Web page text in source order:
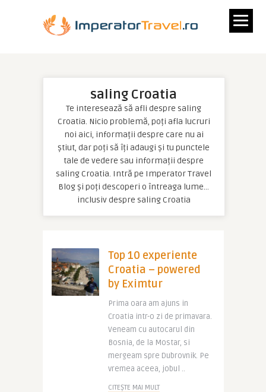
saling Croatia
Te interesează să afli despre saling
Croatia. Nicio problemă, poți afla lucruri
noi aici, informații despre care nu ai
știut, dar poți să îți adaugi și tu punctele
tale de vedere sau informații despre
saling Croatia. Intră pe Imperator Travel
Blog și poți descoperi o întreaga lume…
inclusiv despre saling Croatia
Top 10 experiente
Croatia – powered
by Eximtur
Prima oara am ajuns in
Croatia intr-o zi de primavara.
Veneam cu autocarul din
Bosnia, de la Mostar, si
mergeam spre Dubrovnik. Pe
vremea aceea, jobul ..
CITEȘTE MAI MULT